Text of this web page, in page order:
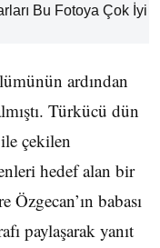
ardından
Türkücü dün
çekilen
hedef alan bir
babası
paylaşarak yanıt